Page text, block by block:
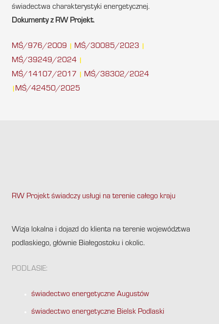
świadectwa charakterystyki energetycznej.
Dokumenty z RW Projekt.
MŚ/976/2009 MŚ/30085/2023
MŚ/39249/2024
MŚ/14107/2017 MŚ/38302/2024
MŚ/42450/2025
RW Projekt świadczy usługi na terenie całego kraju
Wizja lokalna i dojazd do klienta na terenie województwa
podlaskiego, głównie Białegostoku i okolic.
PODLASIE:
świadectwo energetyczne Augustów
świadectwo energetyczne Bielsk Podlaski